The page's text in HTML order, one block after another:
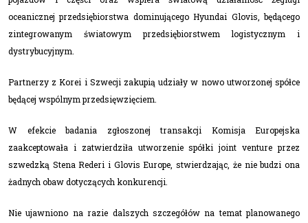
oceanicznej przedsiębiorstwa dominującego Hyundai Glovis, będącego
zintegrowanym światowym przedsiębiorstwem logistycznym i
dystrybucyjnym.
Partnerzy z Korei i Szwecji zakupią udziały w nowo utworzonej spółce
będącej wspólnym przedsięwzięciem.
W efekcie badania zgłoszonej transakcji Komisja Europejska
zaakceptowała i zatwierdziła utworzenie spółki joint venture przez
szwedzką Stena Rederi i Glovis Europe, stwierdzając, że nie budzi ona
żadnych obaw dotyczących konkurencji.
Nie ujawniono na razie dalszych szczegółów na temat planowanego